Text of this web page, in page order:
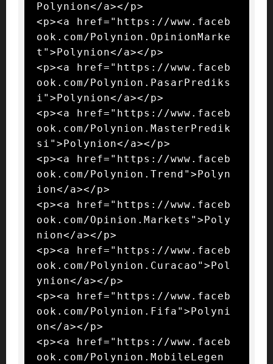
Polynion</a></p>
<p><a href="https://www.faceb
ook.com/Polynion.OpinionMarke
t">Polynion</a></p>
<p><a href="https://www.faceb
ook.com/Polynion.PasarPrediks
i">Polynion</a></p>
<p><a href="https://www.faceb
ook.com/Polynion.MasterPredik
si">Polynion</a></p>
<p><a href="https://www.faceb
ook.com/Polynion.Trend">Polyn
ion</a></p>
<p><a href="https://www.faceb
ook.com/Opinion.Markets">Poly
nion</a></p>
<p><a href="https://www.faceb
ook.com/Polynion.Curacao">Pol
ynion</a></p>
<p><a href="https://www.faceb
ook.com/Polynion.Fifa">Polyni
on</a></p>
<p><a href="https://www.faceb
ook.com/Polynion.MobileLegen